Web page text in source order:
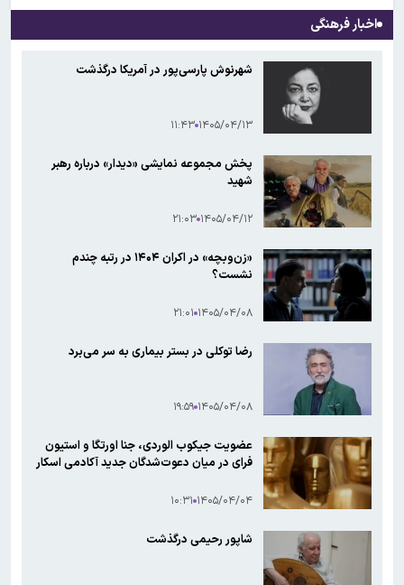
اخبار فرهنگی
شهرنوش پارسی‌پور در آمریکا درگذشت
۱۴۰۵/۰۴/۱۳ ۱۱:۴۳
پخش مجموعه نمایشی «دیدار» درباره رهبر
شهید
۱۴۰۵/۰۴/۱۲ ۲۱:۰۳
«زن‌وبچه» در اکران ۱۴۰۴ در رتبه چندم
نشست؟
۱۴۰۵/۰۴/۰۸ ۲۱:۰۱
رضا توکلی در بستر بیماری به سر می‌برد
۱۴۰۵/۰۴/۰۸ ۱۹:۵۹
عضویت جیکوب الوردی، جنا اورتگا و استیون
فرای در میان دعوت‌شدگان جدید آکادمی اسکار
۱۴۰۵/۰۴/۰۴ ۱۰:۳۱
شاپور رحیمی درگذشت